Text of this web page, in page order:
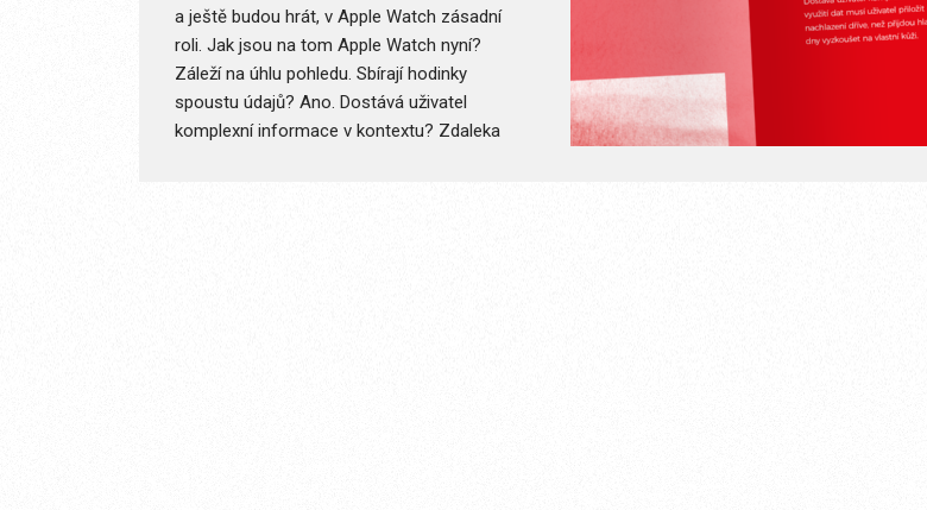
a ještě budou hrát, v Apple Watch zásadní
roli. Jak jsou na tom Apple Watch nyní?
Záleží na úhlu pohledu. Sbírají hodinky
spoustu údajů? Ano. Dostává uživatel
komplexní informace v kontextu? Zdaleka